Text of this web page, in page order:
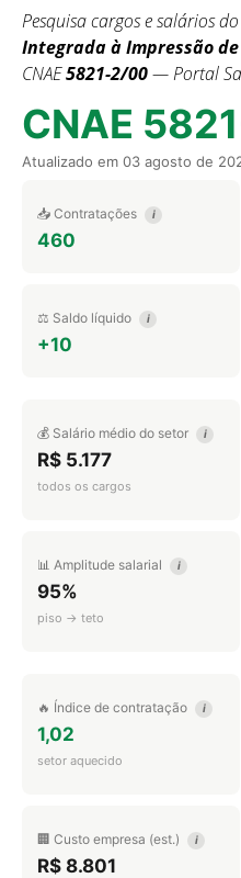
Pesquisa cargos e salários
Integrada à Impressão
CNAE5821-2/00— Portal
CNAE
Atualizado em 03 agosto de
📥 Contratações i
460
⚖️ Saldo líquido i
+10
💰 Salário médio do setor i
R$ 5.177
todos os cargos
📊 Amplitude salarial i
95%
piso → teto
🔥 Índice de contratação i
1,02
setor aquecido
🏢 Custo empresa (est.) i
R$ 8.801